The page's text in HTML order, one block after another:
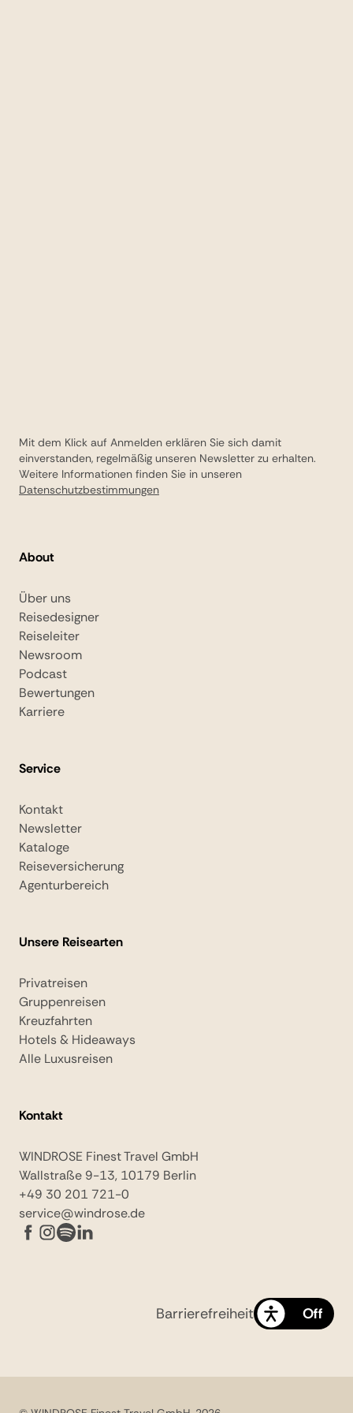
Mit dem Klick auf Anmelden erklären Sie sich damit
einverstanden, regelmäßig unseren Newsletter zu erhalten.
Weitere Informationen finden Sie in unseren
Datenschutzbestimmungen
About
Über uns
Reisedesigner
Reiseleiter
Newsroom
Podcast
Bewertungen
Karriere
Service
Kontakt
Newsletter
Kataloge
Reiseversicherung
Agenturbereich
Unsere Reisearten
Privatreisen
Gruppenreisen
Kreuzfahrten
Hotels & Hideaways
Alle Luxusreisen
Kontakt
WINDROSE Finest Travel GmbH
Wallstraße 9-13, 10179 Berlin
+49 30 201 721-0
service@windrose.de
Barrierefreiheit On Off